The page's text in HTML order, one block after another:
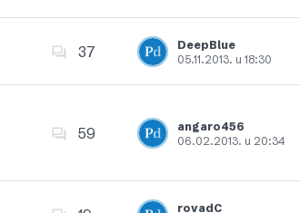
Dodajte u favorite
37
DeepBlue
05.11.2013. u 18:30
59
angaro456
06.02.2013. u 20:34
rovadC